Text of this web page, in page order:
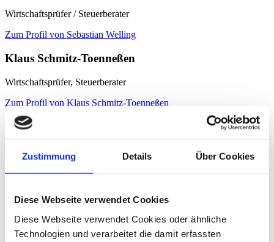
Zustimmung Details Über Cookies
Diese Webseite verwendet Cookies
Diese Webseite verwendet Cookies oder ähnliche
Technologien und verarbeitet die damit erfassten
Wirtschaftsprüfer / Steuerberater
Zum Profil von Sebastian Welling
Klaus Schmitz-Toenneßen
Wirtschaftsprüfer, Steuerberater
Zum Profil von Klaus Schmitz-Toenneßen
Ulrich Trautmann
Zum Profil von Ulrich Trautmann